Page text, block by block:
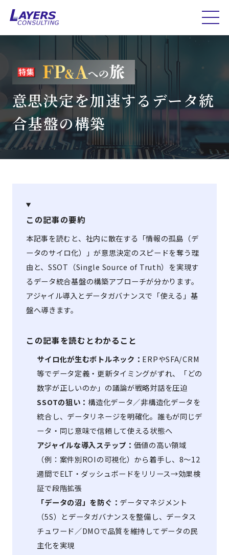
意思決定を加速するデータ統
合基盤の構築
この記事の要約
本記事を読むと、社内に散在する「情報の孤島（デ
ータのサイロ化）」が意思決定のスピードを奪う理
由と、SSOT（Single Source of Truth）を実現す
るデータ統合基盤の構築アプローチが分かります。
アジャイル導入とデータガバナンスで「使える」基
盤へ導きます。
この記事を読むとわかること
サイロ化が生むボトルネック： ERPやSFA/CRM
等でデータ定義・更新タイミングがずれ、「どの
数字が正しいのか」の議論が戦略対話を圧迫
SSOTの狙い：構造化データ／非構造化データを
統合し、データリネージを明確化。誰もが同じデ
ータ・同じ意味で信頼して使える状態へ
アジャイルな導入ステップ： 価値の高い領域
（例：案件別ROIの可視化）から着手し、8〜12
週間でELT・ダッシュボードをリリース→効果検
証で段階拡張
「データの沼」を防ぐ： データマネジメント
（5S）とデータガバナンスを整備し、データス
チュワード／DMOで品質を維持してデータの民
主化を実現